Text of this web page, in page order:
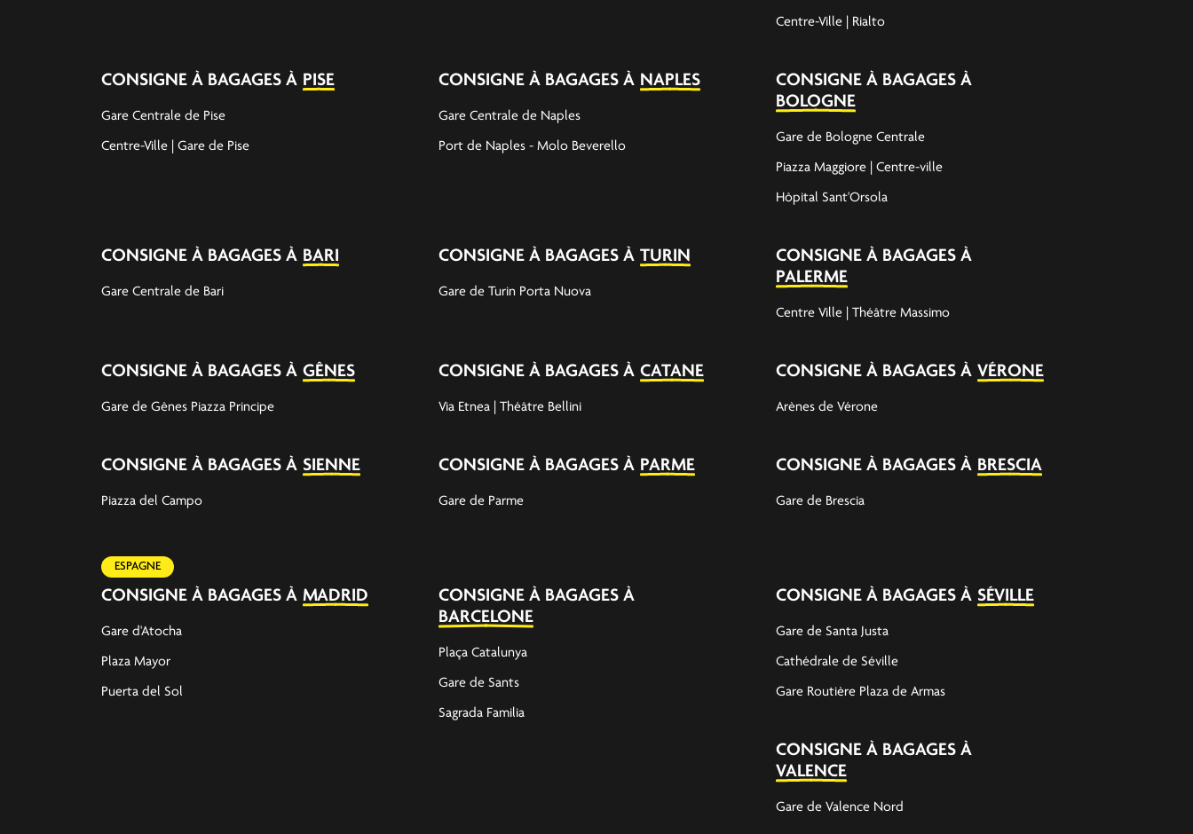
Centre-Ville | Rialto
CONSIGNE À BAGAGES À PISE
Gare Centrale de Pise
Centre-Ville | Gare de Pise
CONSIGNE À BAGAGES À NAPLES
Gare Centrale de Naples
Port de Naples - Molo Beverello
CONSIGNE À BAGAGES À
BOLOGNE
Gare de Bologne Centrale
Piazza Maggiore | Centre-ville
Hôpital Sant'Orsola
CONSIGNE À BAGAGES À BARI
Gare Centrale de Bari
CONSIGNE À BAGAGES À TURIN
Gare de Turin Porta Nuova
CONSIGNE À BAGAGES À
PALERME
Centre Ville | Théâtre Massimo
CONSIGNE À BAGAGES À GÊNES
Gare de Gênes Piazza Principe
CONSIGNE À BAGAGES À CATANE
Via Etnea | Théâtre Bellini
CONSIGNE À BAGAGES À VÉRONE
Arènes de Vérone
CONSIGNE À BAGAGES À SIENNE
Piazza del Campo
CONSIGNE À BAGAGES À PARME
Gare de Parme
CONSIGNE À BAGAGES À BRESCIA
Gare de Brescia
ESPAGNE
CONSIGNE À BAGAGES À MADRID
Gare d'Atocha
Plaza Mayor
Puerta del Sol
CONSIGNE À BAGAGES À
BARCELONE
Plaça Catalunya
Gare de Sants
Sagrada Familia
CONSIGNE À BAGAGES À SÉVILLE
Gare de Santa Justa
Cathédrale de Séville
Gare Routière Plaza de Armas
CONSIGNE À BAGAGES À
VALENCE
Gare de Valence Nord